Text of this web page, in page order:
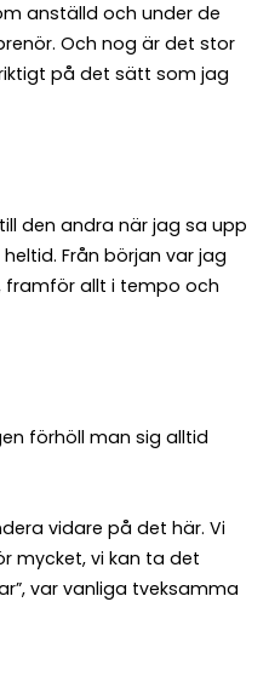
anställd och under de
Och nog är det stor
på det sätt som jag
den andra när jag sa upp
Från början var jag
framför allt i tempo och
förhöll man sig alltid
vidare på det här. Vi
mycket, vi kan ta det
var vanliga tveksamma